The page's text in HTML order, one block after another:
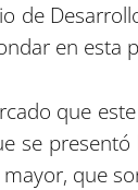
de
en esta
que
se
que